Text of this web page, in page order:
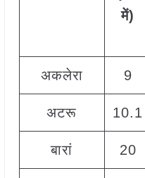
में)
अकलेरा 9
अटरू 10.1
बारां 20